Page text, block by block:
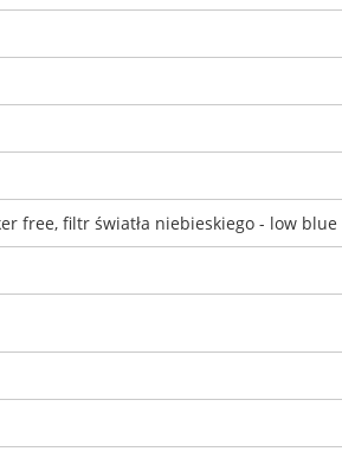
free, filtr światła niebieskiego - low